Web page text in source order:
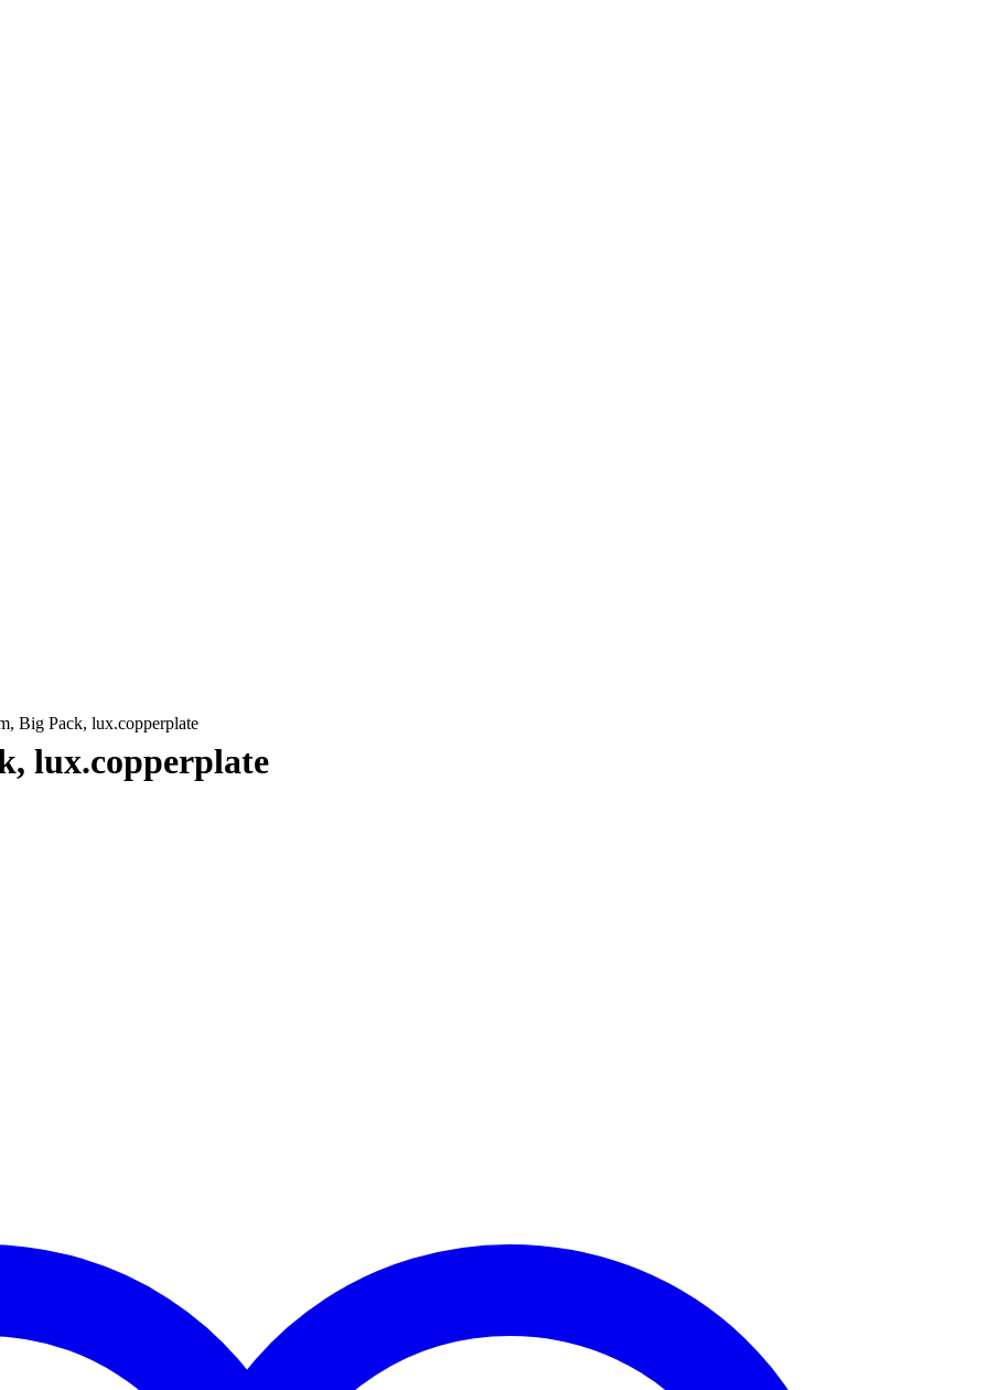
Big Pack, lux.copperplate
lux.copperplate